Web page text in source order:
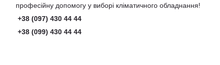
професійну допомогу у виборі кліматичного обладнання!
+38 (097) 430 44 44
+38 (099) 430 44 44